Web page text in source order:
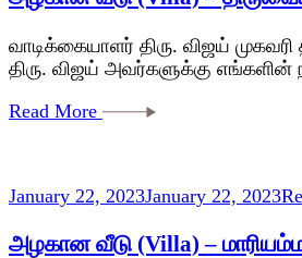
வாடிக்கையாளர் திரு. விஜய்
திரு. விஜய் அவர்களுக்கு எங்களின்
Read More
January 22, 2023January 22, 2023
அழகான வீடு (Villa) –